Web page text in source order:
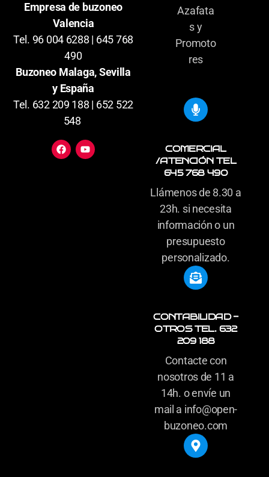
Empresa de buzoneo
Valencia
Tel. 96 004 6288 | 645 768
490
Buzoneo Malaga, Sevilla
y España
Tel. 632 209 188 | 652 522
548
Azafata
s y
Promoto
res
COMERCIAL
/ATENCIÓN TEL
645 768 490
Llámenos de 8.30 a
23h. si necesita
información o un
presupuesto
personalizado.
CONTABILIDAD -
OTROS TEL. 632
209 188
Contacte con
nosotros de 11 a
14h. o envíe un
mail a info@open-
buzoneo.com